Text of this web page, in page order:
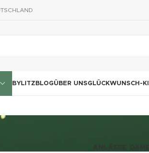
BYLITZ BLOGÜBER UNSGLÜCKWUNSCH-KI